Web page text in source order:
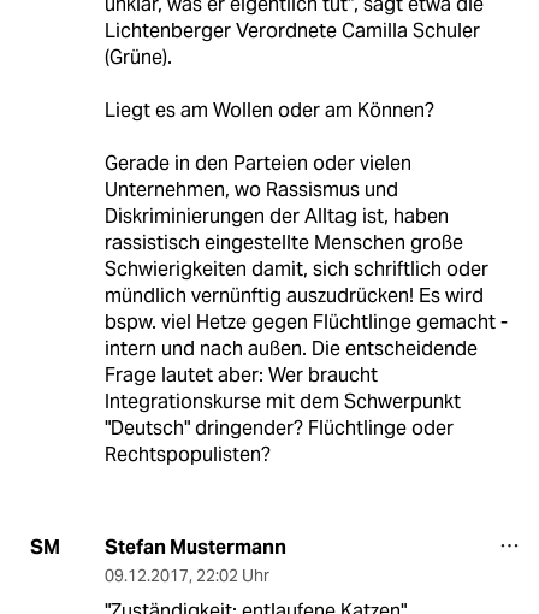
Lichtenberger Verordnete Camilla Schuler
(Grüne).
Liegt es am Wollen oder am Können?
Gerade in den Parteien oder vielen
Unternehmen, wo Rassismus und
Diskriminierungen der Alltag ist, haben
rassistisch eingestellte Menschen große
Schwierigkeiten damit, sich schriftlich oder
mündlich vernünftig auszudrücken! Es wird
bspw. viel Hetze gegen Flüchtlinge gemacht -
intern und nach außen. Die entscheidende
Frage lautet aber: Wer braucht
Integrationskurse mit dem Schwerpunkt
"Deutsch" dringender? Flüchtlinge oder
Rechtspopulisten?
SM Stefan Mustermann
09.12.2017, 22:02 Uhr